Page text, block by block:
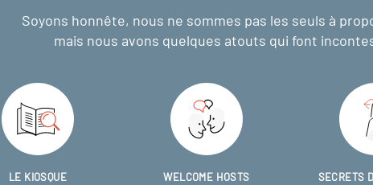
Soyons honnête, nous ne sommes pas les seuls à
mais nous avons quelques atouts qui font
LE KIOSQUE
WELCOME HOSTS
SECRETS